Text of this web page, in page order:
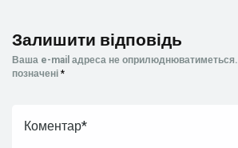
Залишити відповідь
Ваша e-mail адреса не оприлюднюватиметься.
позначені *